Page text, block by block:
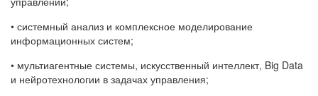
• системный анализ и комплексное моделирование
информационных систем;
• мультиагентные системы, искусственный интеллект, Big Data
и нейротехнологии в задачах управления;